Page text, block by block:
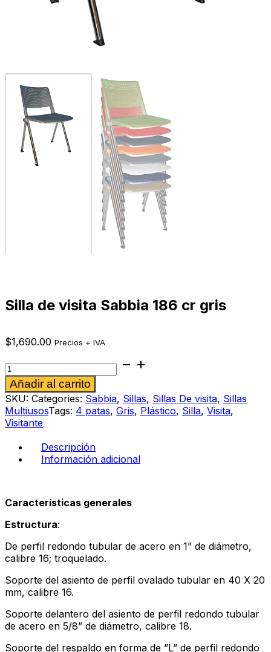
Silla de visita Sabbia 186 cr gris
$1,690.00 Precios + IVA
Silla
de
visita
Sabbia
186
cr
gris
Añadir al carrito
SKU: Categories: Sabbia, Sillas, Sillas De visita, Sillas
MultiusosTags: 4 patas, Gris, Plástico, Silla, Visita,
Visitante
Descripción
Información adicional
Características generales
Estructura:
De perfil redondo tubular de acero en 1” de diámetro,
calibre 16; troquelado.
Soporte del asiento de perfil ovalado tubular en 40 X 20
mm, calibre 16.
Soporte delantero del asiento de perfil redondo tubular
de acero en 5/8” de diámetro, calibre 18.
Soporte del respaldo en forma de ”L” de perfil redondo